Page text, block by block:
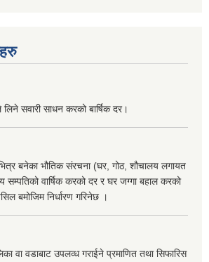
सवारी साधन करको बार्षिक दर।
बनेका भौतिक संरचना (घर, गोठ, शौचालय लगायत
वार्षिक करको दर र घर जग्गा बहाल करको
बमोजिम निर्धारण गरिनेछ ।
वा वडाबाट उपलव्ध गराईने प्रमाणित तथा सिफारिस